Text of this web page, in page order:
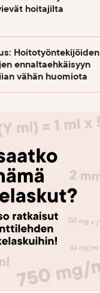
hoitajilta
Hoitotyöntekijöiden
ennaltaehkäisyyn
vähän huomiota